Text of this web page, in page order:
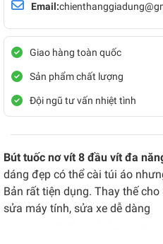
Email:
Giao hàng toàn quốc
Sản phẩm chất lượng
Đội ngũ tư vấn nhiệt tình
Bút tuốc nơ vít 8 đầu vít đa
dáng đẹp có thể cài túi áo
Bản rất tiện dụng. Thay thế
sửa máy tính, sửa xe dễ dàng